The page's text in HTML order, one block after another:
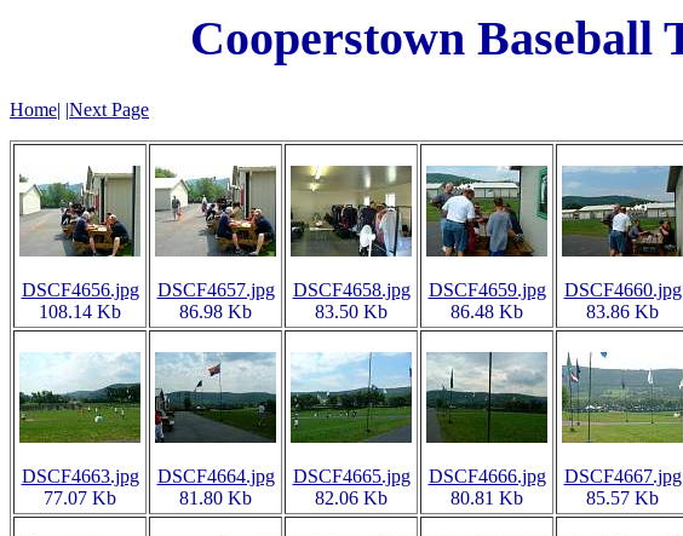
Cooperstown Baseball
Home| |Next Page
DSCF4656.jpg
108.14 Kb
DSCF4657.jpg
86.98 Kb
DSCF4658.jpg
83.50 Kb
DSCF4659.jpg
86.48 Kb
DSCF4660.jpg
83.86 Kb
DSCF4663.jpg
77.07 Kb
DSCF4664.jpg
81.80 Kb
DSCF4665.jpg
82.06 Kb
DSCF4666.jpg
80.81 Kb
DSCF4667.jpg
85.57 Kb